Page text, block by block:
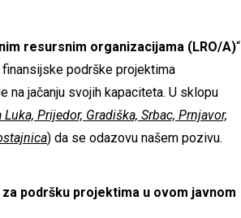
resursnim organizacijama (LRO/A)“
podrške projektima
na jačanju svojih kapaciteta. U sklopu
Luka, Prijedor, Gradiška, Srbac, Prnjavor,
) da se odazovu našem pozivu.
podršku projektima u ovom javnom